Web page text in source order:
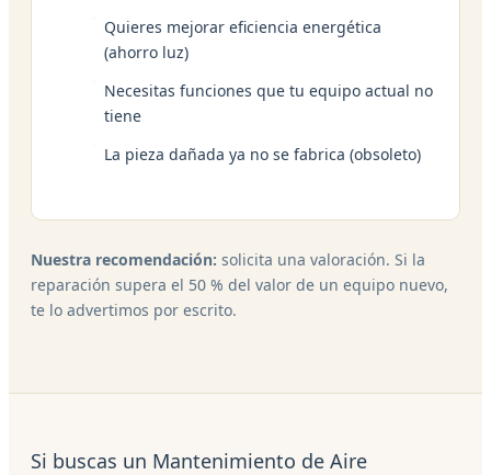
Quieres mejorar eficiencia energética
(ahorro luz)
Necesitas funciones que tu equipo actual no
tiene
La pieza dañada ya no se fabrica (obsoleto)
Nuestra recomendación: solicita una valoración. Si la
reparación supera el 50 % del valor de un equipo nuevo,
te lo advertimos por escrito.
Si buscas un Mantenimiento de Aire